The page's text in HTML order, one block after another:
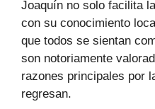
Joaquín no solo facilita
con su conocimiento
que todos se sientan
son notoriamente
razones principales por
regresan.